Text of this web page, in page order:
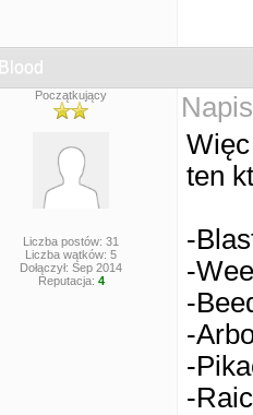
Blood
Początkujący
Liczba postów: 31
Liczba wątków: 5
Dołączył: Sep 2014
Reputacja: 4
ten
-
-
-
-
-
-